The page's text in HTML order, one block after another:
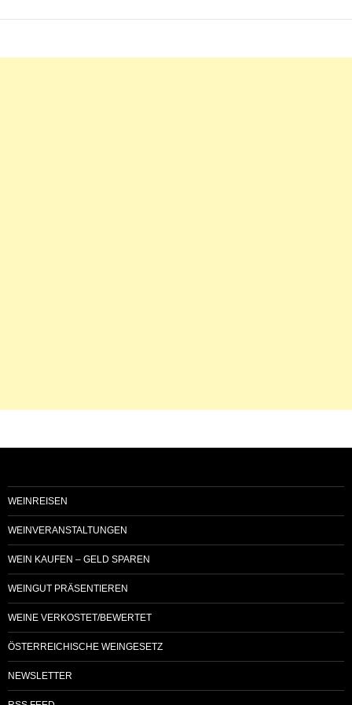
WEINREISEN
WEINVERANSTALTUNGEN
WEIN KAUFEN – GELD SPAREN
WEINGUT PRÄSENTIEREN
WEINE VERKOSTET/BEWERTET
ÖSTERREICHISCHE WEINGESETZ
NEWSLETTER